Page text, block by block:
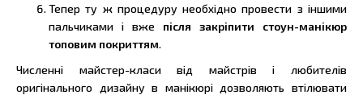
Тепер ту ж процедуру необхідно провести з іншими
пальчиками і вже після закріпити стоун-манікюр
топовим покриттям.
Численні майстер-класи від майстрів і любителів
оригінального дизайну в манікюрі дозволяють втілювати